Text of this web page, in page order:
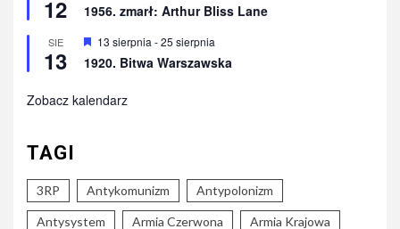
12 1956. zmarł: Arthur Bliss Lane
SIE
13
Wyróżnione
13 sierpnia -25 sierpnia
1920. Bitwa Warszawska
Zobacz kalendarz
TAGI
3RP Antykomunizm Antypolonizm
Antysystem Armia Czerwona Armia Krajowa